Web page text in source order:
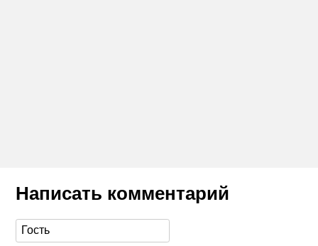
Написать комментарий